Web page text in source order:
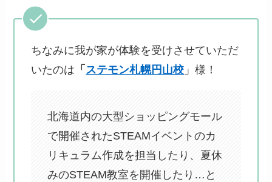
ちなみに我が家が体験を受けさせていただ
いたのは 「 ステモン札幌円山校 」様！
北海道内の大型ショッピングモール
で開催されたSTEAMイベントのカ
リキュラム作成を担当したり、夏休
みのSTEAM教室を開催したり…と